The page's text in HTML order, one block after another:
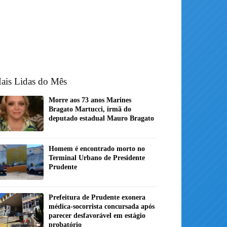
Lidas do Mês
Morre aos 73 anos Marines
Bragato Martucci, irmã do
deputado estadual Mauro Bragato
Homem é encontrado morto no
Terminal Urbano de Presidente
Prudente
Prefeitura de Prudente exonera
médica-socorrista concursada após
parecer desfavorável em estágio
probatório